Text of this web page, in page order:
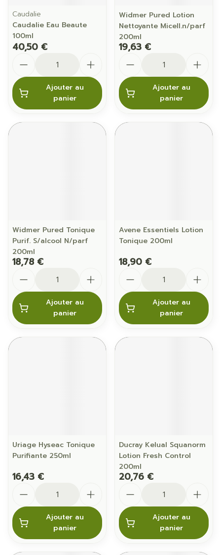
Caudalie
Caudalie Eau Beaute
100ml
40,50 €
Ajouter au
panier
Widmer Pured Lotion
Nettoyante Micell.n/parf
200ml
19,63 €
Ajouter au
panier
Widmer Pured Tonique
Purif. S/alcool N/parf
200ml
18,78 €
Ajouter au
panier
Avene Essentiels Lotion
Tonique 200ml
18,90 €
Ajouter au
panier
Uriage Hyseac Tonique
Purifiante 250ml
16,43 €
Ajouter au
panier
Ducray Kelual Squanorm
Lotion Fresh Control
200ml
20,76 €
Ajouter au
panier